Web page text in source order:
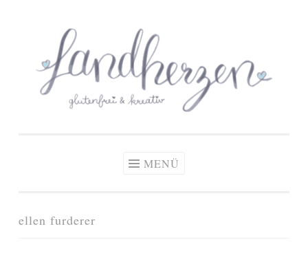
springen
Zöliakie, glutenfreie Ernährung
MENÜ
ellen furderer